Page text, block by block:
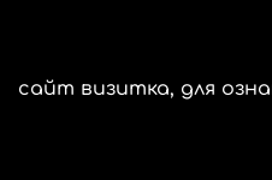
сайт визитка, для